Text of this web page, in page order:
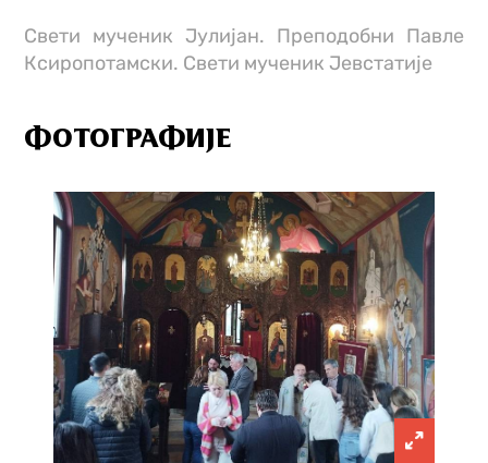
Свети мученик Јулијан. Преподобни Павле
Ксиропотамски. Свети мученик Јевстатије
ФОТОГРАФИЈЕ